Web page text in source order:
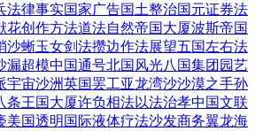
法律事实国家广告国土整治国元证券法
花创作方法道法自然帝国大厦波斯帝国
沙蜥玉女剑法攒边作法展望五国左右法
漏超模中国通号北国风光八国集团 园艺
宇宙沙洲英国罢工亚龙湾沙沙漠之手孙
条王国大厦许负相法以法治孝中国文联
美国透明国际液体疗法沙发商务翼龙海